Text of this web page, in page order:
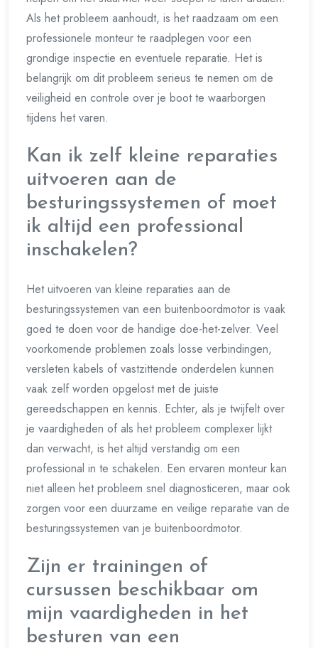
Als het probleem aanhoudt, is het raadzaam om een
professionele monteur te raadplegen voor een
grondige inspectie en eventuele reparatie. Het is
belangrijk om dit probleem serieus te nemen om de
veiligheid en controle over je boot te waarborgen
tijdens het varen.
Kan ik zelf kleine reparaties
uitvoeren aan de
besturingssystemen of moet
ik altijd een professional
inschakelen?
Het uitvoeren van kleine reparaties aan de
besturingssystemen van een buitenboordmotor is vaak
goed te doen voor de handige doe-het-zelver. Veel
voorkomende problemen zoals losse verbindingen,
versleten kabels of vastzittende onderdelen kunnen
vaak zelf worden opgelost met de juiste
gereedschappen en kennis. Echter, als je twijfelt over
je vaardigheden of als het probleem complexer lijkt
dan verwacht, is het altijd verstandig om een
professional in te schakelen. Een ervaren monteur kan
niet alleen het probleem snel diagnosticeren, maar ook
zorgen voor een duurzame en veilige reparatie van de
besturingssystemen van je buitenboordmotor.
Zijn er trainingen of
cursussen beschikbaar om
mijn vaardigheden in het
besturen van een